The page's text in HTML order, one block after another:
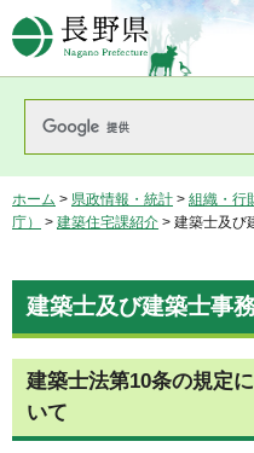
長野県
ホーム > 県政情報・統計 > 組織・行
庁）
> 建築住宅課紹介 > 建築士及び
建築士及び建築士事
建築士法第10条の規定
いて